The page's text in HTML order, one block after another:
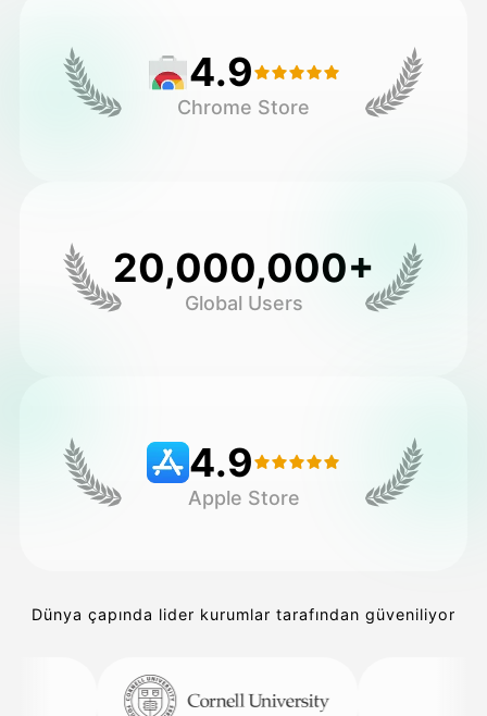
Diğer Araçlar 4.9
Chrome Store
20,000,000+
Global Users
4.9
Apple Store
Dünya çapında lider kurumlar tarafından güveniliyor